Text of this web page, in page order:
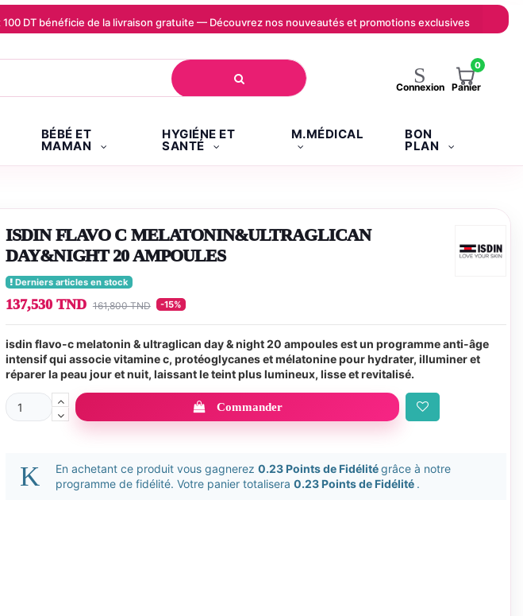
DT bénéficie de la livraison gratuite — Découvrez nos nouveautés et promotions exclusives
Connexion
0
Panier
BÉBÉ ET
MAMAN
HYGIÉNE ET
SANTÉ
M.MÉDICAL BON
PLAN
ISDIN FLAVO C MELATONIN&ULTRAGLICAN
DAY&NIGHT 20 AMPOULES
Derniers articles en stock
137,530 TND 161,800 TND -15%
isdin flavo-c melatonin & ultraglican day & night 20 ampoules est un programme anti-âge
intensif qui associe vitamine c, protéoglycanes et mélatonine pour hydrater, illuminer et
réparer la peau jour et nuit, laissant le teint plus lumineux, lisse et revitalisé.
Commander
En achetant ce produit vous gagnerez 0.23 Points de Fidélitégrâce à notre
programme de fidélité. Votre panier totalisera 0.23 Points de Fidélité .